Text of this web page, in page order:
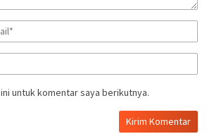
untuk komentar saya berikutnya.